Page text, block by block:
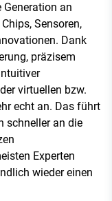
Generation an
Sensoren,
Dank
präzisem
virtuellen bzw.
echt an. Das führt
schneller an die
Experten
wieder einen